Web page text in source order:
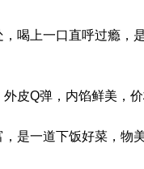
喝上一口直呼过瘾，
皮Q弹，内馅鲜美，
是一道下饭好菜，物